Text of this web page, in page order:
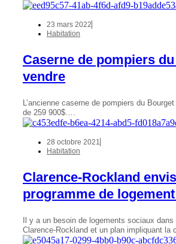
23 mars 2022
Habitation
Caserne de pompiers
vendre
L’ancienne caserne de pompiers du
de 259 900$.…
28 octobre 2021
Habitation
Clarence-Rockland
programme de
Il y a un besoin de logements sociaux
Clarence-Rockland et un plan impliquant la